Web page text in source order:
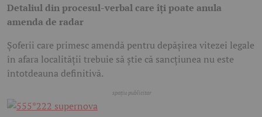
Detaliul din procesul-verbal care îți poate anula
amenda de radar
Șoferii care primesc amendă pentru depășirea vitezei legale
în afara localității trebuie să știe că sancțiunea nu este
întotdeauna definitivă.